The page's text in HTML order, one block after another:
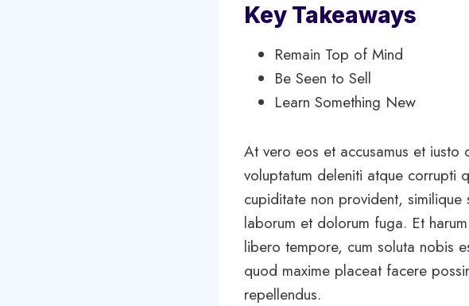
Key Takeaways
Remain Top of Mind
Be Seen to Sell
Learn Something New
At vero eos et accusamus et iusto
voluptatum deleniti atque corrupti
cupiditate non provident,
laborum et dolorum fuga. Et
libero tempore, cum soluta nobis
quod maxime placeat facere
repellendus.